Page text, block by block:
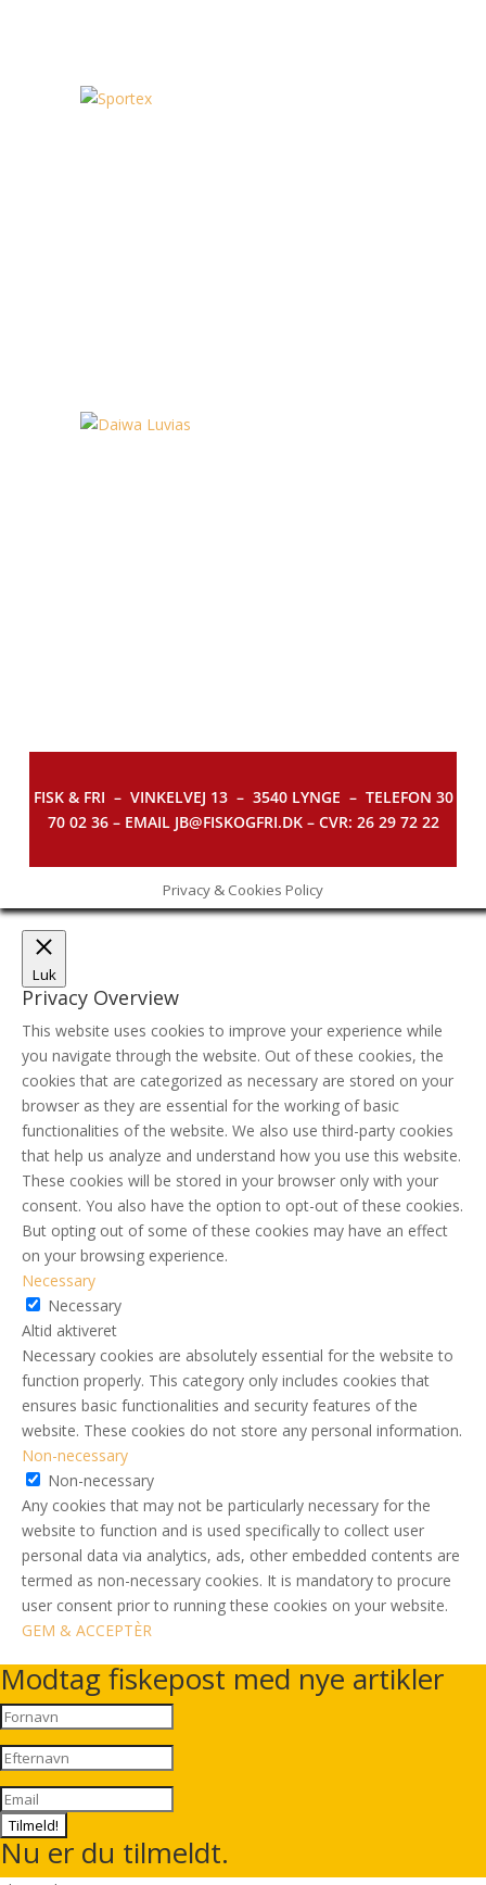
FISK & FRI – VINKELVEJ 13 – 3540 LYNGE – TELEFON 30
70 02 36 – EMAIL JB@FISKOGFRI.DK – CVR: 26 29 72 22
Privacy & Cookies Policy
Luk
Privacy Overview
This website uses cookies to improve your experience while
you navigate through the website. Out of these cookies, the
cookies that are categorized as necessary are stored on your
browser as they are essential for the working of basic
functionalities of the website. We also use third-party cookies
that help us analyze and understand how you use this website.
These cookies will be stored in your browser only with your
consent. You also have the option to opt-out of these cookies.
But opting out of some of these cookies may have an effect
on your browsing experience.
Necessary
Necessary
Altid aktiveret
Necessary cookies are absolutely essential for the website to
function properly. This category only includes cookies that
ensures basic functionalities and security features of the
website. These cookies do not store any personal information.
Non-necessary
Non-necessary
Any cookies that may not be particularly necessary for the
website to function and is used specifically to collect user
personal data via analytics, ads, other embedded contents are
termed as non-necessary cookies. It is mandatory to procure
user consent prior to running these cookies on your website.
GEM & ACCEPTÈR
Modtag fiskepost med nye artikler
Tilmeld!
Nu er du tilmeldt.